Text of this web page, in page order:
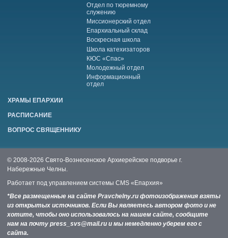
Отдел по тюремному
служению
Миссионерский отдел
Епархиальный склад
Воскресная школа
Школа катехизаторов
КЮС «Спас»
Молодежный отдел
Информационный
отдел
ХРАМЫ ЕПАРХИИ
РАСПИСАНИЕ
ВОПРОС СВЯЩЕННИКУ
© 2008-2026 Свято-Вознесенское Архиерейское подворье г.
Набережные Челны.
Работает под управлением системы CMS «Епархия»
*Все размещенные на сайте Pravchelny.ru фотоизображения взяты
из открытых источников. Если Вы являетесь автором фото и не
хотите, чтобы оно использовалось на нашем сайте, сообщите
нам на почту press_svs@mail.ru и мы немедленно уберем его с
сайта.